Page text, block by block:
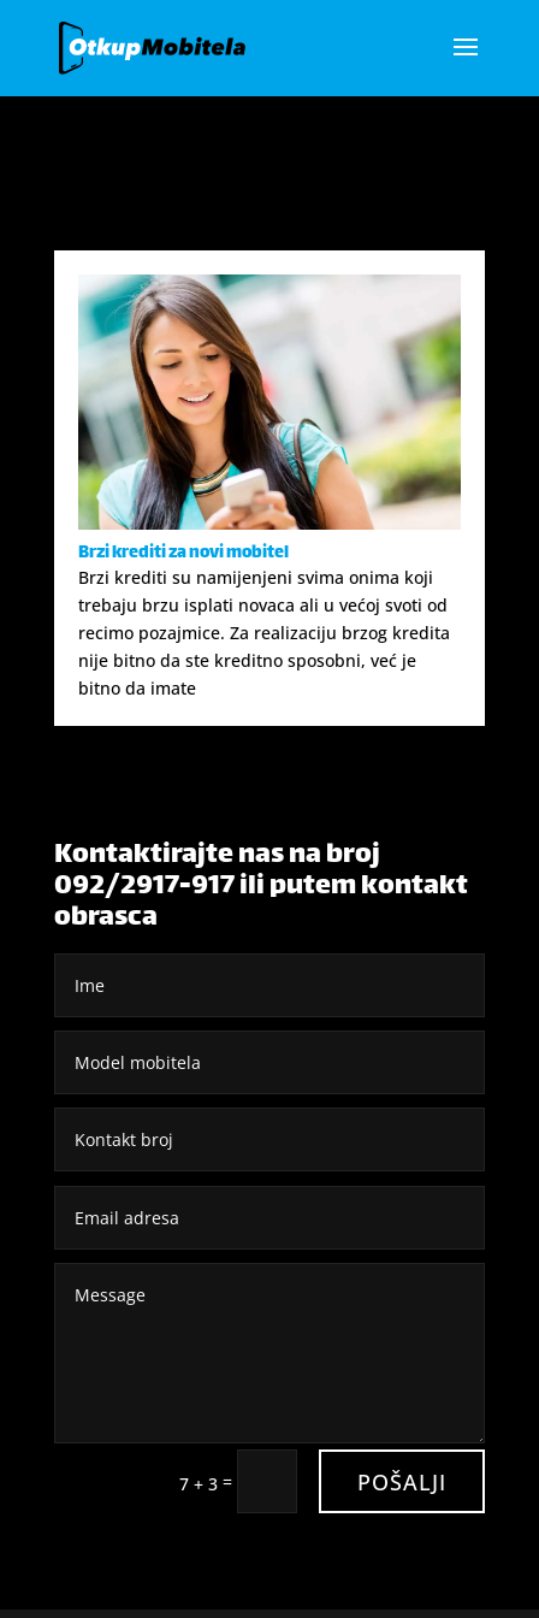
Brzi krediti za novi mobitel
Brzi krediti su namijenjeni svima onima koji
trebaju brzu isplati novaca ali u većoj svoti od
recimo pozajmice. Za realizaciju brzog kredita
nije bitno da ste kreditno sposobni, već je
bitno da imate
Kontaktirajte nas na broj
092/2917-917 ili putem kontakt
obrasca
7 + 3 = POŠALJI